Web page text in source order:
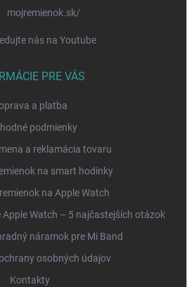
mojremienok.sk/
nás na Youtube
PRE VÁS
a platba
podmienky
a reklamácia tovaru
na smart hodinky
na Apple Watch
Apple Watch – 5 najčastejších otázok
náramok pre Mi Band
osobných údajov
Kontakty